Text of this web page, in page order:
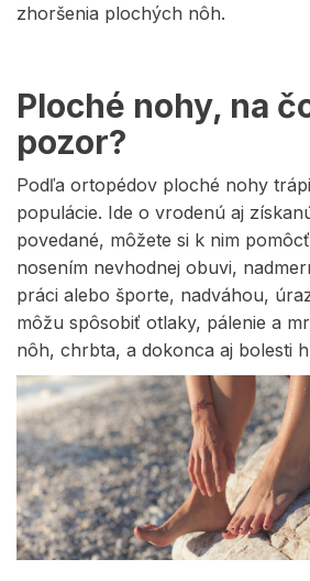
zhoršenia plochých nôh.
Ploché nohy, na
pozor?
Podľa ortopédov ploché nohy
populácie. Ide o vrodenú aj
povedané, môžete si k nim
nosením nevhodnej obuvi,
práci alebo športe, nadváhou,
môžu spôsobiť otlaky, pálenie a
nôh, chrbta, a dokonca aj bolesti